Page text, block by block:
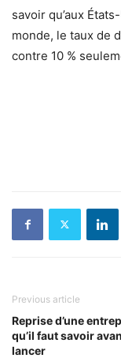
savoir qu’aux
monde, le taux de
contre 10 %
Previous article
Reprise d’une
qu’il faut savoir
lancer